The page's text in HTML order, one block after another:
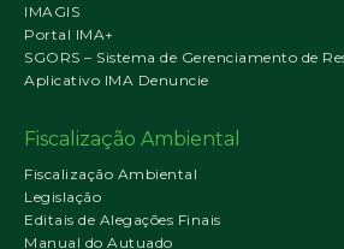
IMAGIS
Portal IMA+
SGORS – Sistema de Gerenciamento de
Aplicativo IMA Denuncie
Fiscalização Ambiental
Fiscalização Ambiental
Legislação
Editais de Alegações Finais
Manual do Autuado